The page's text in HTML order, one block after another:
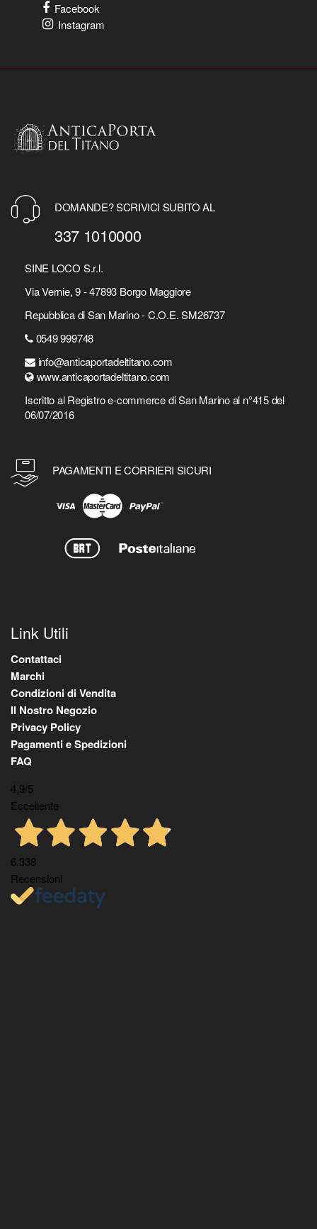
Facebook
Instagram
DOMANDE? SCRIVICI SUBITO AL
337 1010000
SINE LOCO S.r.l.
Via Vernie, 9 - 47893 Borgo Maggiore
Repubblica di San Marino - C.O.E. SM26737
0549 999748
info@anticaportadeltitano.com
www.anticaportadeltitano.com
Iscritto al Registro e-commerce di San Marino al n°415 del
06/07/2016
PAGAMENTI E CORRIERI SICURI
Link Utili
Contattaci
Marchi
Condizioni di Vendita
Il Nostro Negozio
Privacy Policy
Pagamenti e Spedizioni
FAQ
4,9/5
Eccellente
6.338
Recensioni